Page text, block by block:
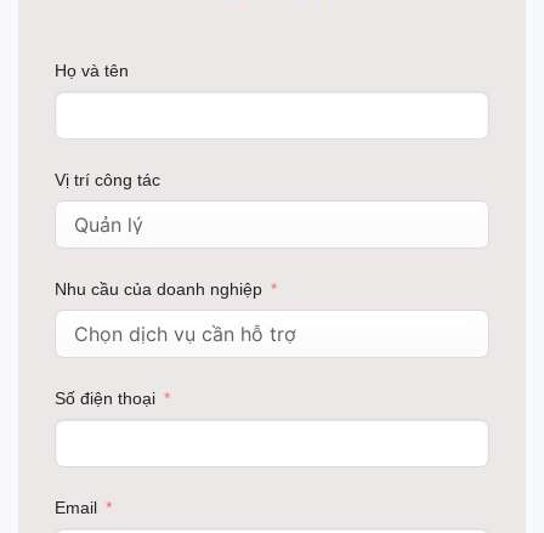
Họ và tên
Vị trí công tác
Nhu cầu của doanh nghiệp
Số điện thoại
Email